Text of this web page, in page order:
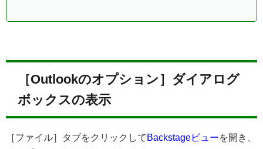
［Outlookのオプション］ダイアログ
ボックスの表示
［ファイル］タブをクリックして Backstageビューを開き、